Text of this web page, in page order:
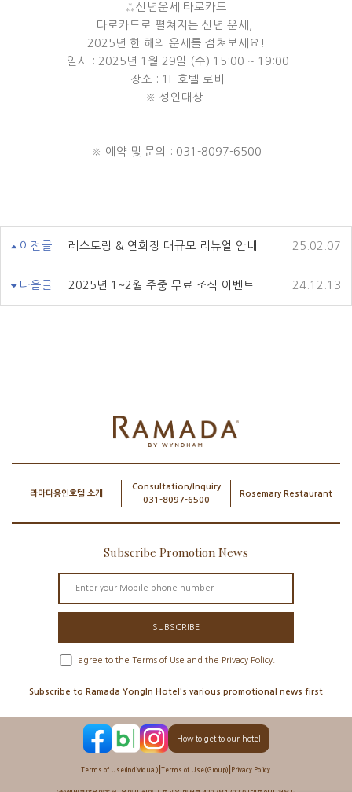
⁂신년운세 타로카드
타로카드로 펼쳐지는 신년 운세,
2025년 한 해의 운세를 점쳐보세요!
일시 : 2025년 1월 29일 (수) 15:00 ~ 19:00
장소 : 1F 호텔 로비
※ 성인대상
※ 예약 및 문의 : 031-8097-6500
이전글 레스토랑 & 연회장 대규모 리뉴얼 안내 25.02.07
다음글 2025년 1~2월 주중 무료 조식 이벤트 24.12.13
라마다용인호텔 소개
Consultation/Inquiry
031-8097-6500
Rosemary Restaurant
Subscribe Promotion News
SUBSCRIBE
I agree to the Terms of Use and the Privacy Policy.
Subscribe to Ramada YongIn Hotel's various promotional news first
How to get to our hotel
Terms of Use(Individual) Terms of Use(Group) Privacy Policy.